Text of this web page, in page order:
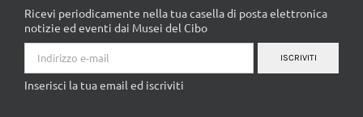
Ricevi periodicamente nella tua casella di posta elettronica
notizie ed eventi dai Musei del Cibo
ISCRIVITI
Inserisci la tua email ed iscriviti